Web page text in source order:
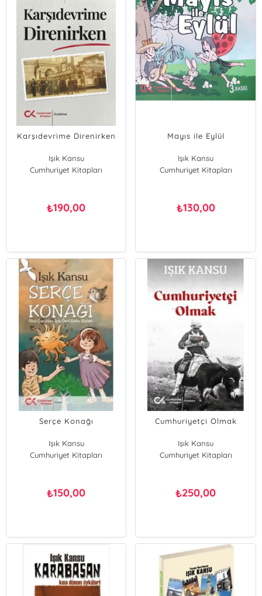
Karşıdevrime Direnirken
Işık Kansu
Cumhuriyet Kitapları
₺190,00
Mayıs ile Eylül
Işık Kansu
Cumhuriyet Kitapları
₺130,00
Serçe Konağı
Işık Kansu
Cumhuriyet Kitapları
₺150,00
Cumhuriyetçi Olmak
Işık Kansu
Cumhuriyet Kitapları
₺250,00